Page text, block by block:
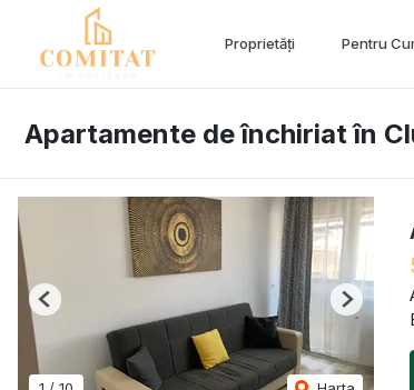
Proprietăți Pentru
Apartamente de închiriat în
Previous Next